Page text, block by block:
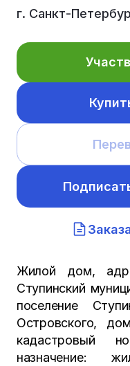
г. Санкт-
Жилой дом,
Ступинский
поселение
Островского,
кадастровый
назначение: